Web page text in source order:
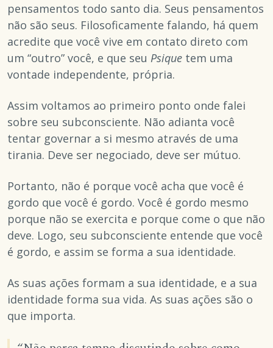
pensamentos todo santo dia. Seus pensamentos
não são seus. Filosoficamente falando, há quem
acredite que você vive em contato direto com
um “outro” você, e que seu Psique tem uma
vontade independente, própria.
Assim voltamos ao primeiro ponto onde falei
sobre seu subconsciente. Não adianta você
tentar governar a si mesmo através de uma
tirania. Deve ser negociado, deve ser mútuo.
Portanto, não é porque você acha que você é
gordo que você é gordo. Você é gordo mesmo
porque não se exercita e porque come o que não
deve. Logo, seu subconsciente entende que você
é gordo, e assim se forma a sua identidade.
As suas ações formam a sua identidade, e a sua
identidade forma sua vida. As suas ações são o
que importa.